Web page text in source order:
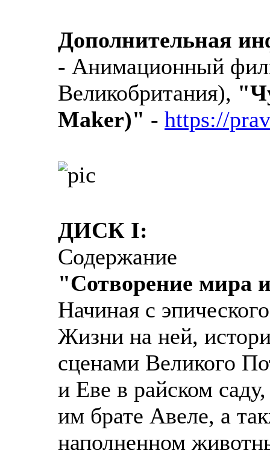
Дополнительная
- Анимационный
Великобритания),
Maker)" - https://
ДИСК I:
Содержание
"Сотворение мира
Начиная с
Жизни на ней,
сценами Великого
и Еве в райском
им брате Авеле, а
наполненном